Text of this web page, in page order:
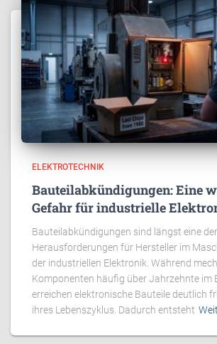
ELEKTROTECHNIK
Bauteilabkündigungen: Eine
Gefahr für industrielle
Bauteilabkündigungen sind längst eine
Herausforderungen für Hersteller im
der industriellen Elektronik. Während
Komponenten häufig über Jahrzehnte im
erreichen elektronische Bauteile deutlich
ihres Lebenszyklus. Dadurch entsteht